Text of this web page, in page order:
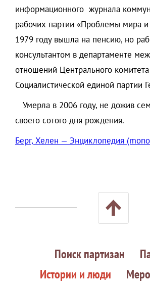
информационного журнала
рабочих партии «Проблемы мира
1979 году вышла на пенсию, но
консультантом в департаменте
отношений Центрального комитета
Социалистической единой партии
Умерла в 2006 году, не дожив
своего сотого дня рождения.
Берг, Хелен — Энциклопедия
Поиск партизан
Истории и люди